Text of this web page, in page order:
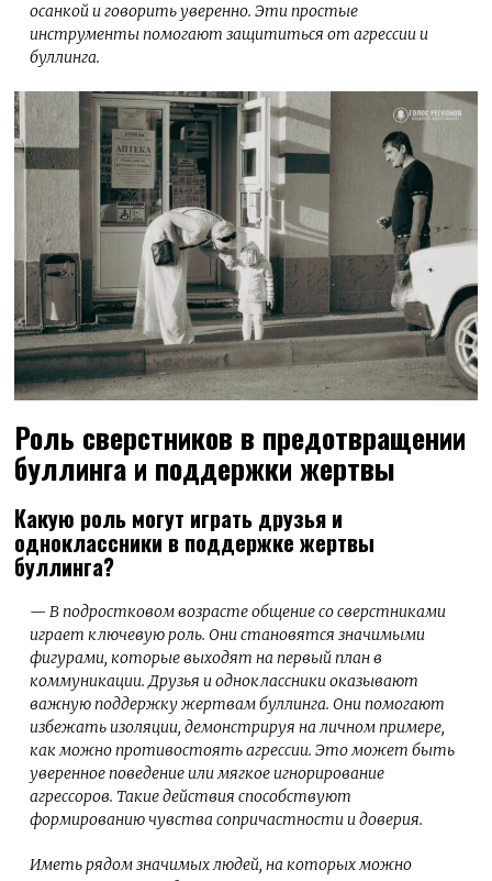
осанкой и говорить уверенно. Эти простые
инструменты помогают защититься от агрессии и
буллинга.
Роль сверстников в предотвращении
буллинга и поддержки жертвы
Какую роль могут играть друзья и
одноклассники в поддержке жертвы
буллинга?
— В подростковом возрасте общение со сверстниками
играет ключевую роль. Они становятся значимыми
фигурами, которые выходят на первый план в
коммуникации. Друзья и одноклассники оказывают
важную поддержку жертвам буллинга. Они помогают
избежать изоляции, демонстрируя на личном примере,
как можно противостоять агрессии. Это может быть
уверенное поведение или мягкое игнорирование
агрессоров. Такие действия способствуют
формированию чувства сопричастности и доверия.
Иметь рядом значимых людей, на которых можно